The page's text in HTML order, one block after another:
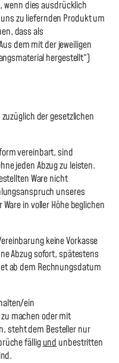
wenn dies ausdrücklich
zu liefernden Produkt um
dass als
dem mit der jeweiligen
hergestellt“)
der gesetzlichen
vereinbart, sind
jeden Abzug zu leisten.
Ware nicht
unseres
in voller Höhe beglichen
keine Vorkasse
Abzug sofort, spätestens
ab dem Rechnungsdatum
ein
machen oder mit
steht dem Besteller nur
fälligund unbestritten